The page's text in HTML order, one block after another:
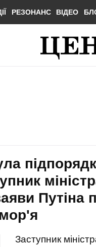
РЕЗОНАНС ВІДЕО
Путіна
Заступник